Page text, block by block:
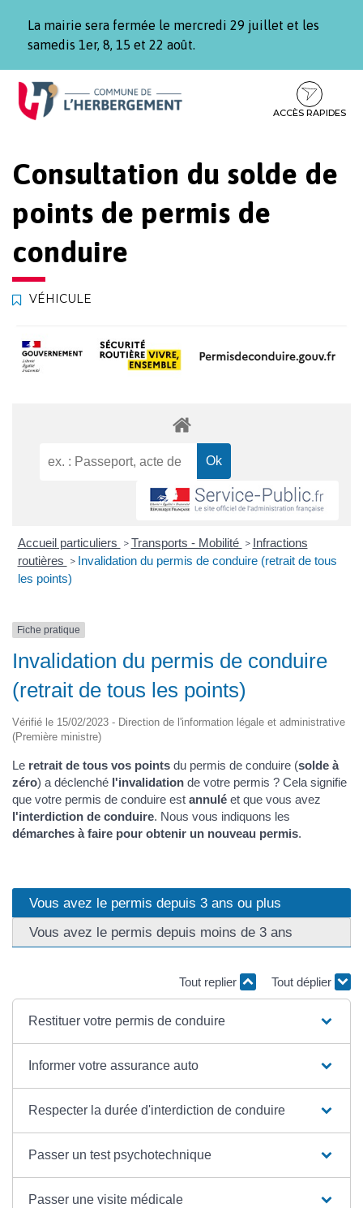
La mairie sera fermée le mercredi 29 juillet et les
samedis 1er, 8, 15 et 22 août.
Aller
Aller
contenu
Aller
pied
ACCÈS RAPIDES
Consultation du solde de
points de permis de
conduire
VÉHICULE
Accueil particuliers > Transports - Mobilité > Infractions
routières > Invalidation du permis de conduire (retrait de tous
les points)
Fiche pratique
Invalidation du permis de conduire
(retrait de tous les points)
Vérifié le 15/02/2023 - Direction de l'information légale et administrative
(Première ministre)
Le retrait de tous vos points du permis de conduire (solde à
zéro) a déclenché l'invalidation de votre permis ? Cela signifie
que votre permis de conduire est annulé et que vous avez
l'interdiction de conduire. Nous vous indiquons les
démarches à faire pour obtenir un nouveau permis.
Vous avez le permis depuis 3 ans ou plus
Vous avez le permis depuis moins de 3 ans
Tout replier Tout déplier
Restituer votre permis de conduire
Informer votre assurance auto
Respecter la durée d'interdiction de conduire
Passer un test psychotechnique
Passer une visite médicale